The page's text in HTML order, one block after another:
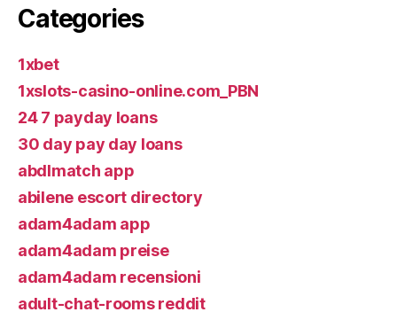
Categories
1xbet
1xslots-casino-online.com_PBN
24 7 payday loans
30 day pay day loans
abdlmatch app
abilene escort directory
adam4adam app
adam4adam preise
adam4adam recensioni
adult-chat-rooms reddit